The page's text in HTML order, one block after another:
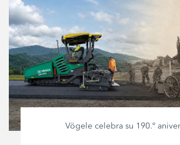
Vögele celebra su 190.º